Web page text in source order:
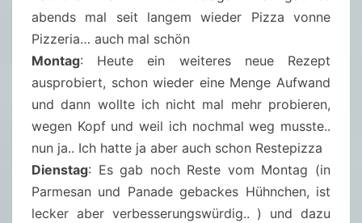
abends mal seit langem wieder Pizza vonne
Pizzeria… auch mal schön
Montag: Heute ein weiteres neue Rezept
ausprobiert, schon wieder eine Menge Aufwand
und dann wollte ich nicht mal mehr probieren,
wegen Kopf und weil ich nochmal weg musste..
nun ja.. Ich hatte ja aber auch schon Restepizza
Dienstag: Es gab noch Reste vom Montag (in
Parmesan und Panade gebackes Hühnchen, ist
lecker aber verbesserungswürdig.. ) und dazu